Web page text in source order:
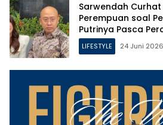
Sarwendah
Perempuan soal
Putrinya Pasca
LIFESTYLE 24 Juni 2026